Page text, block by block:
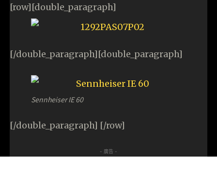
[row][double_paragraph]
[/double_paragraph][double_paragraph]
Sennheiser IE 60
[/double_paragraph] [/row]
- 廣告 -